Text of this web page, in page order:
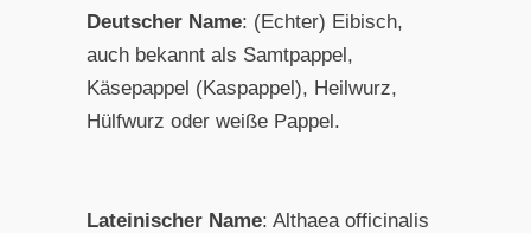
Deutscher Name: (Echter) Eibisch,
auch bekannt als Samtpappel,
Käsepappel (Kaspappel), Heilwurz,
Hülfwurz oder weiße Pappel.
Lateinischer Name: Althaea officinalis